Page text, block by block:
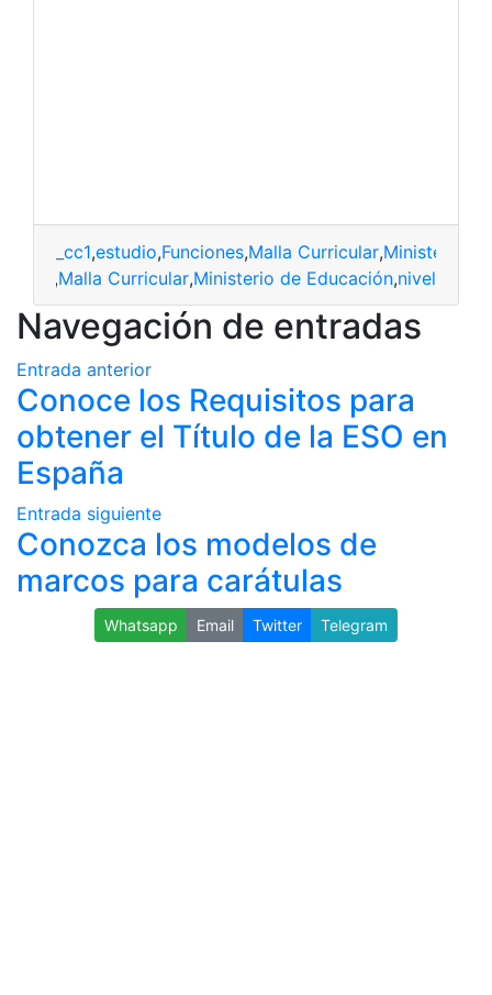
_cc1,estudio,Funciones,Malla Curricular,Ministerio
,Malla Curricular,Ministerio de Educación,nivel
Navegación de entradas
Entrada anterior
Conoce los Requisitos para
obtener el Título de la ESO en
España
Entrada siguiente
Conozca los modelos de
marcos para carátulas
Whatsapp Email Twitter Telegram